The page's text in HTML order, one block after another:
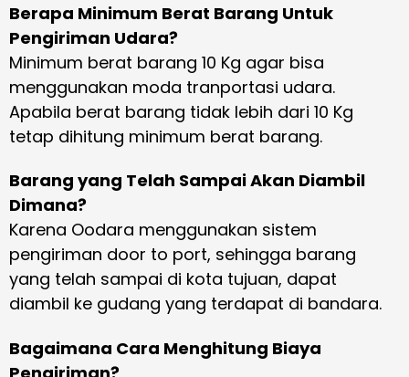
Berapa Minimum Berat Barang Untuk
Pengiriman Udara?
Minimum berat barang 10 Kg agar bisa
menggunakan moda tranportasi udara.
Apabila berat barang tidak lebih dari 10 Kg
tetap dihitung minimum berat barang.
Barang yang Telah Sampai Akan Diambil
Dimana?
Karena Oodara menggunakan sistem
pengiriman door to port, sehingga barang
yang telah sampai di kota tujuan, dapat
diambil ke gudang yang terdapat di bandara.
Bagaimana Cara Menghitung Biaya